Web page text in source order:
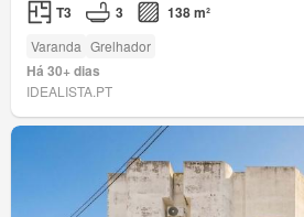
T3 3 138 m²
Varanda Grelhador
Há 30+ dias
IDEALISTA.PT